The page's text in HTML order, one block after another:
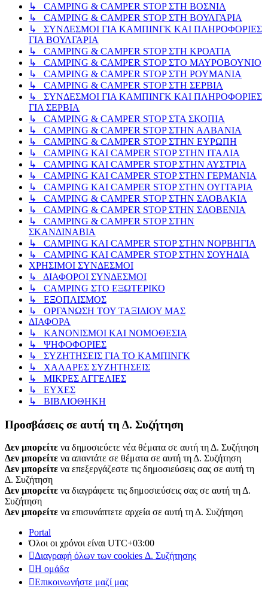
↳ CAMPING & CAMPER STOP ΣΤΗ ΒΟΣΝΙΑ
↳ CAMPING & CAMPER STOP ΣΤΗ ΒΟΥΛΓΑΡΙΑ
↳ ΣΥΝΔΕΣΜΟΙ ΓΙΑ ΚΑΜΠΙΝΓΚ ΚΑΙ ΠΛΗΡΟΦΟΡΙΕΣ
ΓΙΑ ΒΟΥΛΓΑΡΙΑ
↳ CAMPING & CAMPER STOP ΣΤΗ ΚΡΟΑΤΙΑ
↳ CAMPING & CAMPER STOP ΣΤΟ ΜΑΥΡΟΒΟΥΝΙΟ
↳ CAMPING & CAMPER STOP ΣΤΗ ΡΟΥΜΑΝΙΑ
↳ CAMPING & CAMPER STOP ΣΤΗ ΣΕΡΒΙΑ
↳ ΣΥΝΔΕΣΜΟΙ ΓΙΑ ΚΑΜΠΙΝΓΚ ΚΑΙ ΠΛΗΡΟΦΟΡΙΕΣ
ΓΙΑ ΣΕΡΒΙΑ
↳ CAMPING & CAMPER STOP ΣΤΑ ΣΚΟΠΙΑ
↳ CAMPING & CAMPER STOP ΣΤΗΝ ΑΛΒΑΝΙΑ
↳ CAMPING & CAMPER STOP ΣΤΗΝ ΕΥΡΩΠΗ
↳ CAMPING KAI CAMPER STOP ΣΤΗΝ ΙΤΑΛΙΑ
↳ CAMPING KAI CAMPER STOP ΣΤΗΝ ΑΥΣΤΡΙΑ
↳ CAMPING KAI CAMPER STOP ΣΤΗΝ ΓΕΡΜΑΝΙΑ
↳ CAMPING KAI CAMPER STOP ΣΤΗΝ ΟΥΓΓΑΡΙΑ
↳ CAMPING & CAMPER STOP ΣΤΗΝ ΣΛΟΒΑΚΙΑ
↳ CAMPING & CAMPER STOP ΣΤΗΝ ΣΛΟΒΕΝΙΑ
↳ CAMPING & CAMPER STOP ΣΤΗΝ
ΣΚΑΝΔΙΝΑΒΙΑ
↳ CAMPING KAI CAMPER STOP ΣΤΗΝ ΝΟΡΒΗΓΙΑ
↳ CAMPING KAI CAMPER STOP ΣΤΗΝ ΣΟΥΗΔΙΑ
ΧΡΗΣΙΜΟΙ ΣΥΝΔΕΣΜΟΙ
↳ ΔΙΑΦΟΡΟΙ ΣΥΝΔΕΣΜΟΙ
↳ CAMPING ΣΤΟ ΕΞΩΤΕΡΙΚΟ
↳ ΕΞΟΠΛΙΣΜΟΣ
↳ ΟΡΓΑΝΩΣΗ ΤΟΥ ΤΑΞΙΔΙΟΥ ΜΑΣ
ΔΙΑΦΟΡΑ
↳ ΚΑΝΟΝΙΣΜΟΙ ΚΑΙ ΝΟΜΟΘΕΣΙΑ
↳ ΨΗΦΟΦΟΡΙΕΣ
↳ ΣΥΖΗΤΗΣΕΙΣ ΓΙΑ ΤΟ ΚΑΜΠΙΝΓΚ
↳ ΧΑΛΑΡΕΣ ΣΥΖΗΤΗΣΕΙΣ
↳ ΜΙΚΡΕΣ ΑΓΓΕΛΙΕΣ
↳ ΕΥΧΕΣ
↳ ΒΙΒΛΙΟΘΗΚΗ
Προσβάσεις σε αυτή τη Δ. Συζήτηση
Δεν μπορείτε να δημοσιεύετε νέα θέματα σε αυτή τη Δ. Συζήτηση
Δεν μπορείτε να απαντάτε σε θέματα σε αυτή τη Δ. Συζήτηση
Δεν μπορείτε να επεξεργάζεστε τις δημοσιεύσεις σας σε αυτή τη
Δ. Συζήτηση
Δεν μπορείτε να διαγράφετε τις δημοσιεύσεις σας σε αυτή τη Δ.
Συζήτηση
Δεν μπορείτε να επισυνάπτετε αρχεία σε αυτή τη Δ. Συζήτηση
Portal
Όλοι οι χρόνοι είναι UTC+03:00
Διαγραφή όλων των cookies Δ. Συζήτησης
Η ομάδα
Επικοινωνήστε μαζί μας